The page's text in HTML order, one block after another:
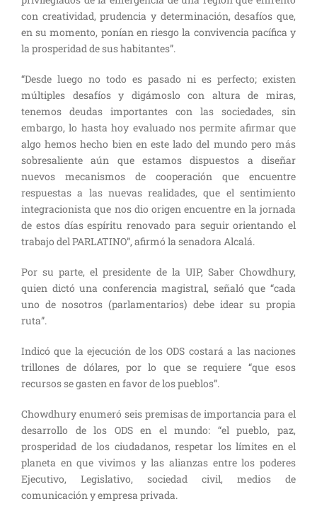
con creatividad, prudencia y determinación, desafíos que,
en su momento, ponían en riesgo la convivencia pacífica y
la prosperidad de sus habitantes”.
“Desde luego no todo es pasado ni es perfecto; existen
múltiples desafíos y digámoslo con altura de miras,
tenemos deudas importantes con las sociedades, sin
embargo, lo hasta hoy evaluado nos permite afirmar que
algo hemos hecho bien en este lado del mundo pero más
sobresaliente aún que estamos dispuestos a diseñar
nuevos mecanismos de cooperación que encuentre
respuestas a las nuevas realidades, que el sentimiento
integracionista que nos dio origen encuentre en la jornada
de estos días espíritu renovado para seguir orientando el
trabajo del PARLATINO”, afirmó la senadora Alcalá.
Por su parte, el presidente de la UIP, Saber Chowdhury,
quien dictó una conferencia magistral, señaló que “cada
uno de nosotros (parlamentarios) debe idear su propia
ruta”.
Indicó que la ejecución de los ODS costará a las naciones
trillones de dólares, por lo que se requiere “que esos
recursos se gasten en favor de los pueblos”.
Chowdhury enumeró seis premisas de importancia para el
desarrollo de los ODS en el mundo: “el pueblo, paz,
prosperidad de los ciudadanos, respetar los límites en el
planeta en que vivimos y las alianzas entre los poderes
Ejecutivo, Legislativo, sociedad civil, medios de
comunicación y empresa privada.